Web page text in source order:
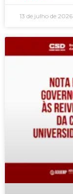
13 de julho de 2026